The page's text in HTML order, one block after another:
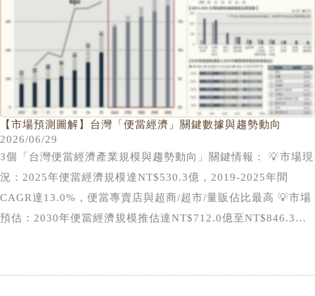
販賣場為第二大便當銷售通路，2025年市場佔比達22.6%，
2019至2025年間CAGR達10.4%。近年以便利商店為首的綜合
零售企業積極發展鮮食及冷藏餐盒業務，使便當產品成為帶動來
客數、提升消費頻率及強化熟食營收的重要核心品類。代表性業
者中，7-ELEVEN 2025年冷藏微波即食便當銷售規模突破
NT$40億元，全家便利商店則透過健康餐盒與聯名鮮食策略持
續擴大市場影響力，2026年1至5月便當銷售額年增幅超過
40%；超市與量販業者亦積極投入熟食與便當市場。其中超市龍
頭全聯旗下熱便當販售門市已突破700家，2025年便當銷售額推
估已突破NT$7億元；康達盛通(前家樂福)則藉由擴大熟食專區
規模及平價餐盒策略強化即食餐食供應業務，2025上半年餐盒
【市場預測圖解】台灣「便當經濟」關鍵數據與趨勢動向
2026/06/29
3個「台灣便當經濟產業規模與趨勢動向」關鍵情報： 💡市場現
況：2025年便當經濟規模達NT$530.3億，2019-2025年間
CAGR達13.0%，便當專賣店與超商/超市/量販佔比最高 💡市場
預估：2030年便當經濟規模推估達NT$712.0億至NT$846.3億
康餐盒成為具品牌化、規模化及連鎖經營能力的新興餐飲業態